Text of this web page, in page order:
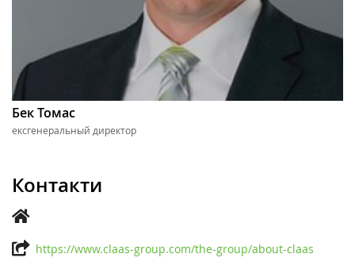
Бек Томас
ексгенеральный директор
Контакти
https://www.claas-group.com/the-group/about-claas